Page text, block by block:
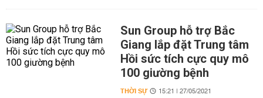
Sun Group hỗ trợ Bắc
Giang lắp đặt Trung tâm
Hồi sức tích cực quy mô
100 giường bệnh
THỜI SỰ 15:21 | 27/05/2021